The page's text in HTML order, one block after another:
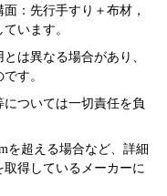
：先行手すり＋布材，
います。
は異なる場合があり、
す。
ついては一切責任を負
を超える場合など、詳細
得しているメーカーに